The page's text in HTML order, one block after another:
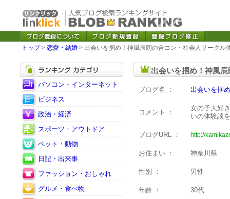
トップ> 恋愛・結婚 > 出会いを掴め！神風辰朗の合コン・社会人サークル
パソコン・インターネット
ビジネス
政治・経済
スポーツ・アウトドア
ペット・動物
日記・出来事
ファッション・おしゃれ
グルメ・食べ物
出会いを掴め！神風
ブログ名 ： 出会いを掴
コメント ：
女の子大好
いの体験談
ブログURL ： http://
お住まい ： 神奈川県
性別 ： 男性
年齢 ： 30代